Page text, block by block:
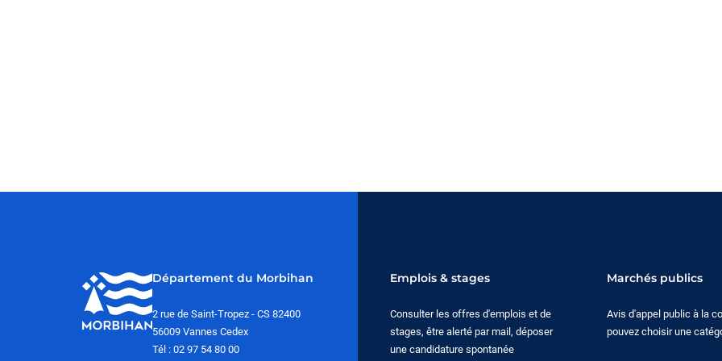
Département du Morbihan
2 rue de Saint-Tropez - CS 82400
56009 Vannes Cedex
Tél : 02 97 54 80 00
Emplois & stages
Consulter les offres d'emplois et de
stages, être alerté par mail, déposer
une candidature spontanée
Marchés publics
Avis d'appel public à la
pouvez choisir une